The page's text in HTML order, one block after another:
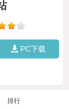
PC下载
排行